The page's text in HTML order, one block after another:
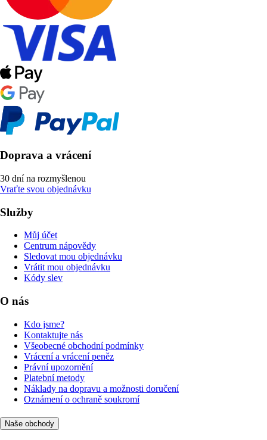
Doprava a vrácení
30 dní na rozmyšlenou
Vraťte svou objednávku
Služby
Můj účet
Centrum nápovědy
Sledovat mou objednávku
Vrátit mou objednávku
Kódy slev
O nás
Kdo jsme?
Kontaktujte nás
Všeobecné obchodní podmínky
Vrácení a vrácení peněz
Právní upozornění
Platební metody
Náklady na dopravu a možnosti doručení
Oznámení o ochraně soukromí
Naše obchody